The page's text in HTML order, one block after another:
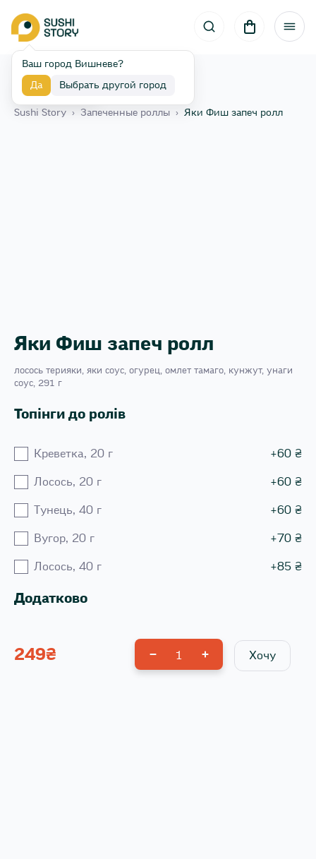
Ваш город Вишневе?
Да Выбрать другой город
Назад
Sushi Story › Запеченные роллы › Яки Фиш запеч ролл
Яки Фиш запеч ролл
лосось терияки, яки соус, огурец, омлет тамаго, кунжут, унаги
соус, 291 г
Топінги до ролів
Креветка, 20 г +60 ₴
Лосось, 20 г +60 ₴
Тунець, 40 г +60 ₴
Вугор, 20 г +70 ₴
Лосось, 40 г +85 ₴
Додатково
249₴ 1 Хочу